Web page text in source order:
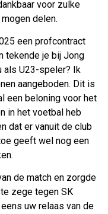
voor zulke
delen.
een profcontract
tekende je bij Jong
als U23-speler? Ik
aangeboden. Dit is
een beloning voor het
in het voetbal heb
dat er vanuit de club
geeft wel nog een
de match en zorgde
zege tegen SK
uw relaas van de